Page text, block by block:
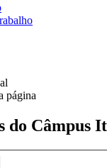
página
do Câmpus